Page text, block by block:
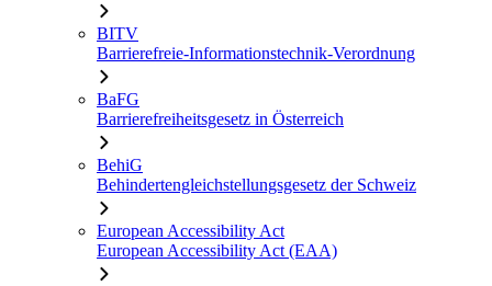
BITV
Barrierefreie-Informationstechnik-Verordnung
BaFG
Barrierefreiheitsgesetz in Österreich
BehiG
Behindertengleichstellungsgesetz der Schweiz
European Accessibility Act
European Accessibility Act (EAA)